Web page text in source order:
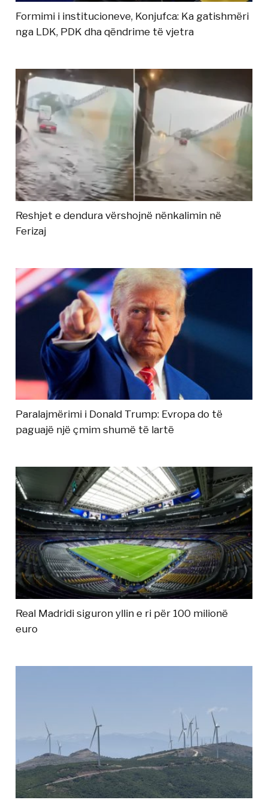
Formimi i institucioneve, Konjufca: Ka gatishmëri
nga LDK, PDK dha qëndrime të vjetra
Reshjet e dendura vërshojnë nënkalimin në
Ferizaj
Paralajmërimi i Donald Trump: Evropa do të
paguajë një çmim shumë të lartë
Real Madridi siguron yllin e ri për 100 milionë
euro